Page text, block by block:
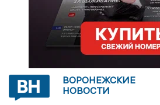
ВОРОНЕЖСКИЕ
НОВОСТИ